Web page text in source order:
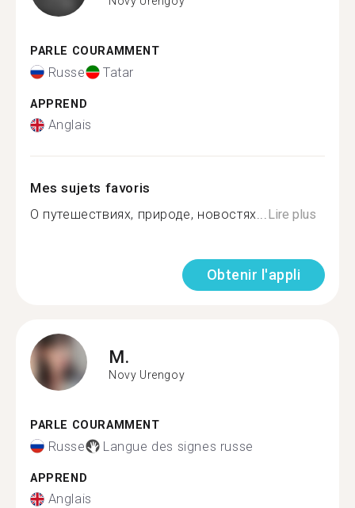
PARLE COURAMMENT
Russe Tatar
APPREND
Anglais
Mes sujets favoris
О путешествиях, природе, новостях...Lire plus
Obtenir l'appli
M.
Novy Urengoy
PARLE COURAMMENT
Russe Langue des signes russe
APPREND
Anglais